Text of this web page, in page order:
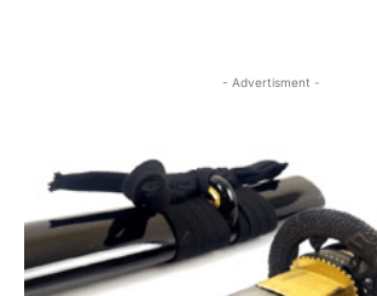
- Advertisment -